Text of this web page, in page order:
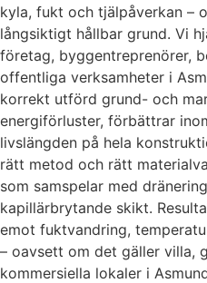
kyla, fukt och tjälpåverkan –
långsiktigt hållbar grund. Vi
företag, byggentreprenörer,
offentliga verksamheter i
korrekt utförd grund- och
energiförluster, förbättrar
livslängden på hela
rätt metod och rätt
som samspelar med
kapillärbrytande skikt.
emot fuktvandring,
– oavsett om det gäller villa,
kommersiella lokaler i